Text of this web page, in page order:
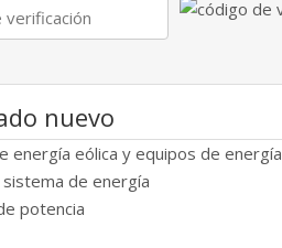
nuevo
energía eólica y equipos de energía
sistema de energía
potencia